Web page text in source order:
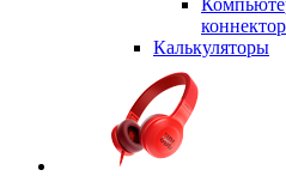
Калькуляторы